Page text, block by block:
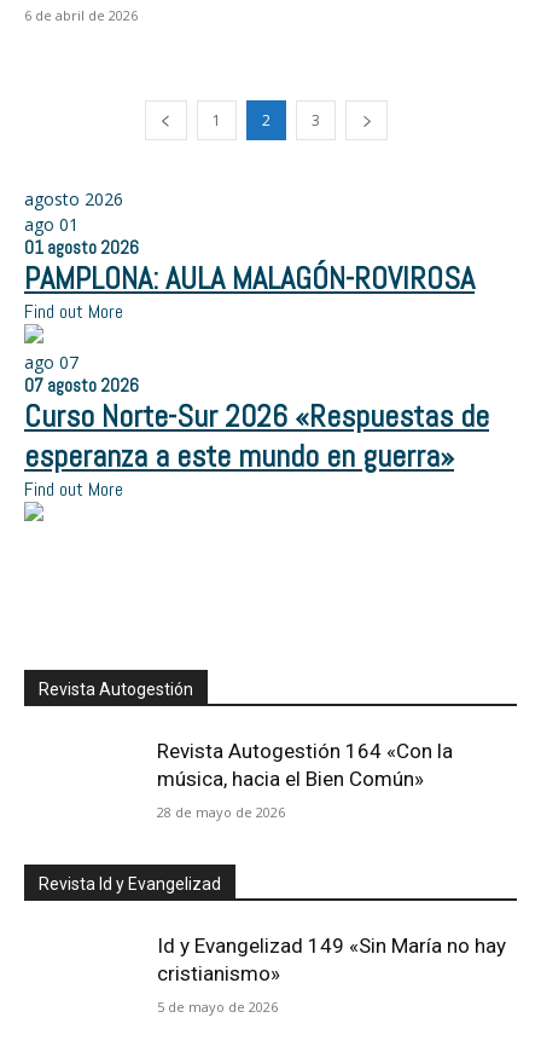
6 de abril de 2026
1 2 3
agosto 2026
ago 01
01 agosto 2026
PAMPLONA: AULA MALAGÓN-ROVIROSA
Find out More
ago 07
07 agosto 2026
Curso Norte-Sur 2026 «Respuestas de
esperanza a este mundo en guerra»
Find out More
Revista Autogestión
Revista Autogestión 164 «Con la
música, hacia el Bien Común»
28 de mayo de 2026
Revista Id y Evangelizad
Id y Evangelizad 149 «Sin María no hay
cristianismo»
5 de mayo de 2026